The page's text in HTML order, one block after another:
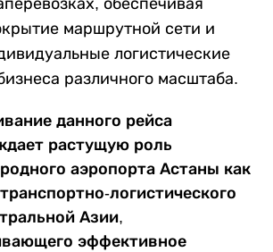
обеспечивая
маршрутной сети и
логистические
различного масштаба.
данного рейса
растущую роль
аэропорта Астаны как
логистического
Азии,
эффективное